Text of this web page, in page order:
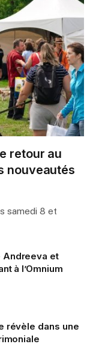
retour au
nouveautés
samedi 8 et
Andreeva et
à l’Omnium
révèle dans une